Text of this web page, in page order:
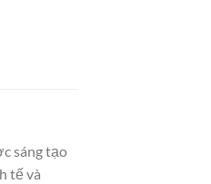
sáng tạo
tế và